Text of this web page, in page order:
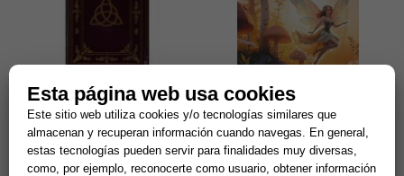
DIARIO MAGICO TRIKETA
(LIBRO EN BLANCO 168 PAG.)
CALENDARIO DE LAS HADAS
2026
Calendario de las Hadas 2026
...
Esta página web usa cookies
Este sitio web utiliza cookies y/o tecnologías similares que
almacenan y recuperan información cuando navegas. En general,
estas tecnologías pueden servir para finalidades muy diversas,
como, por ejemplo, reconocerte como usuario, obtener información